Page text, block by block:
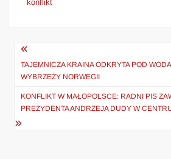
konflikt
Nawigacja
wpisu
TAJEMNICZA KRAINA ODKRYTA POD
WYBRZEŻY NORWEGII
KONFLIKT W MAŁOPOLSCE: RADNI PIS
PREZYDENTA ANDRZEJA DUDY W